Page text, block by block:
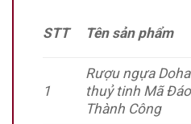
STT Tên sản phẩm
1
Rượu ngựa Doha
thuỷ tinh Mã Đáo
Thành Công